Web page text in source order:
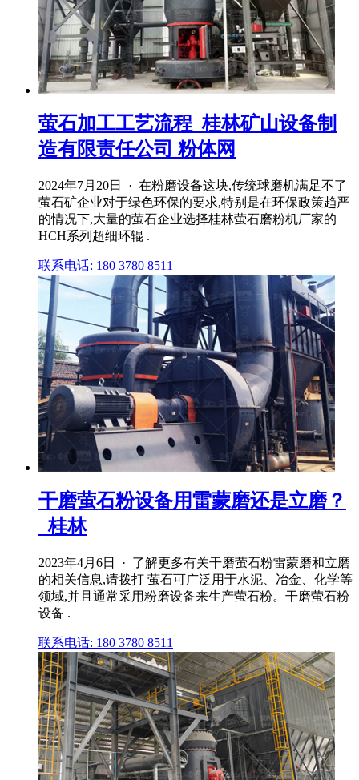
萤石加工工艺流程_桂林矿山设备制
造有限责任公司 粉体网
2024年7月20日 · 在粉磨设备这块,传统球磨机满足不了
萤石矿企业对于绿色环保的要求,特别是在环保政策趋严
的情况下,大量的萤石企业选择桂林萤石磨粉机厂家的
HCH系列超细环辊 .
联系电话: 180 3780 8511
干磨萤石粉设备用雷蒙磨还是立磨？
_桂林
2023年4月6日 · 了解更多有关干磨萤石粉雷蒙磨和立磨
的相关信息,请拨打 萤石可广泛用于水泥、冶金、化学等
领域,并且通常采用粉磨设备来生产萤石粉。干磨萤石粉
设备 .
联系电话: 180 3780 8511